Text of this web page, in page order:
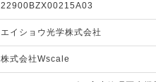
22900BZX00215A03
エイショウ光学株式会社
株式会社Wscale